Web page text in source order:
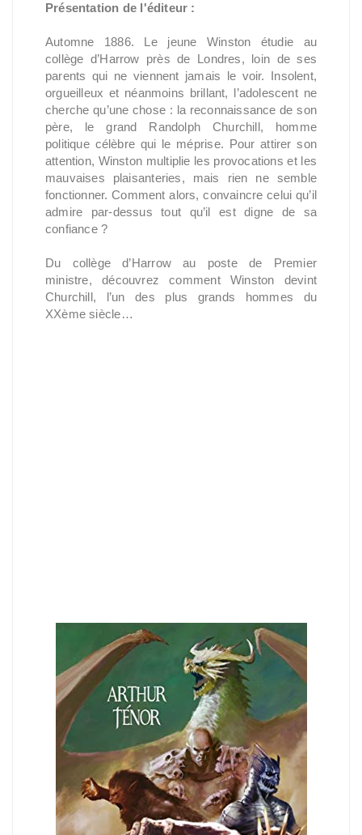
Présentation de l'éditeur :
Automne 1886. Le jeune Winston étudie au
collège d’Harrow près de Londres, loin de ses
parents qui ne viennent jamais le voir. Insolent,
orgueilleux et néanmoins brillant, l’adolescent ne
cherche qu’une chose : la reconnaissance de son
père, le grand Randolph Churchill, homme
politique célèbre qui le méprise. Pour attirer son
attention, Winston multiplie les provocations et les
mauvaises plaisanteries, mais rien ne semble
fonctionner. Comment alors, convaincre celui qu’il
admire par-dessus tout qu’il est digne de sa
confiance ?
Du collège d’Harrow au poste de Premier
ministre, découvrez comment Winston devint
Churchill, l’un des plus grands hommes du
XXème siècle…